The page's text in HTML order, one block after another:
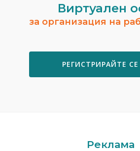
Виртуален
за организация на
РЕГИСТРИРАЙТЕ СЕ
Реклама